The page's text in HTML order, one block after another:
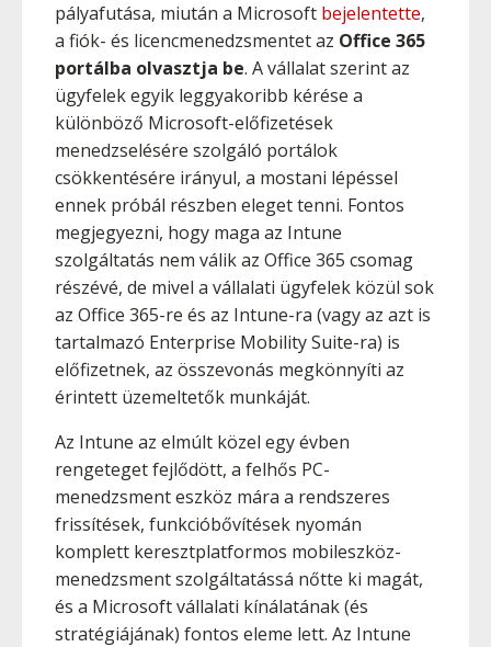
pályafutása, miután a Microsoft bejelentette,
a fiók- és licencmenedzsmentet az Office 365
portálba olvasztja be. A vállalat szerint az
ügyfelek egyik leggyakoribb kérése a
különböző Microsoft-előfizetések
menedzselésére szolgáló portálok
csökkentésére irányul, a mostani lépéssel
ennek próbál részben eleget tenni. Fontos
megjegyezni, hogy maga az Intune
szolgáltatás nem válik az Office 365 csomag
részévé, de mivel a vállalati ügyfelek közül sok
az Office 365-re és az Intune-ra (vagy az azt is
tartalmazó Enterprise Mobility Suite-ra) is
előfizetnek, az összevonás megkönnyíti az
érintett üzemeltetők munkáját.
Az Intune az elmúlt közel egy évben
rengeteget fejlődött, a felhős PC-
menedzsment eszköz mára a rendszeres
frissítések, funkcióbővítések nyomán
komplett keresztplatformos mobileszköz-
menedzsment szolgáltatássá nőtte ki magát,
és a Microsoft vállalati kínálatának (és
stratégiájának) fontos eleme lett. Az Intune